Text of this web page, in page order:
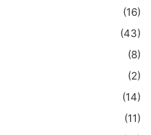
(16)
(43)
(8)
(2)
(14)
(11)